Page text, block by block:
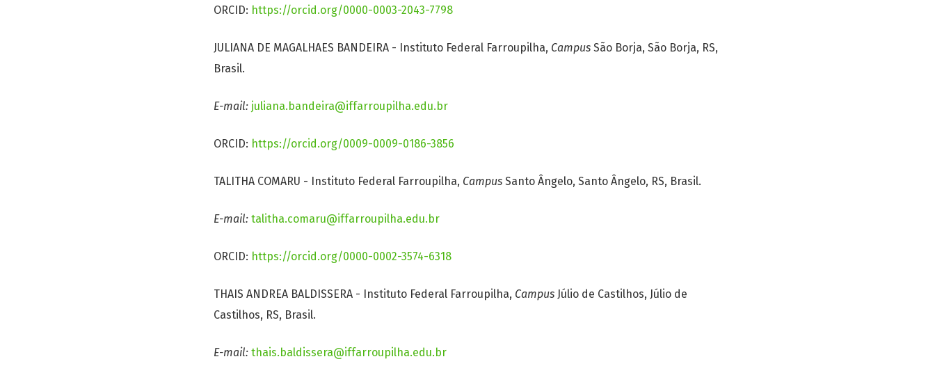
ORCID: https://orcid.org/0000-0003-2043-7798
JULIANA DE MAGALHAES BANDEIRA - Instituto Federal Farroupilha, Campus São Borja, São Borja, RS,
Brasil.
E-mail: juliana.bandeira@iffarroupilha.edu.br
ORCID: https://orcid.org/0009-0009-0186-3856
TALITHA COMARU - Instituto Federal Farroupilha, Campus Santo Ângelo, Santo Ângelo, RS, Brasil.
E-mail: talitha.comaru@iffarroupilha.edu.br
ORCID: https://orcid.org/0000-0002-3574-6318
THAIS ANDREA BALDISSERA - Instituto Federal Farroupilha, Campus Júlio de Castilhos, Júlio de
Castilhos, RS, Brasil.
E-mail: thais.baldissera@iffarroupilha.edu.br